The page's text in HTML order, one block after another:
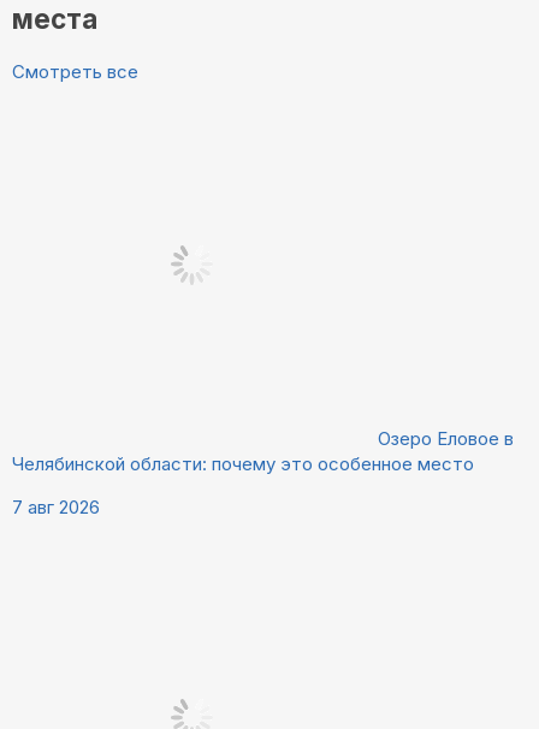
места
Смотреть все
Озеро Еловое в
Челябинской области: почему это особенное место
7 авг 2026